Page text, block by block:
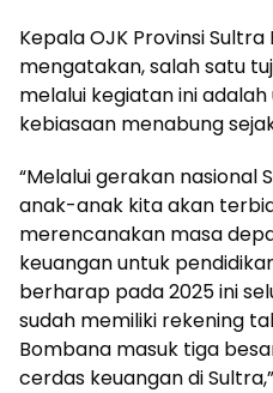
Kepala OJK Provinsi
mengatakan, salah satu
melalui kegiatan ini
kebiasaan menabung
“Melalui gerakan nasional
anak-anak kita akan
merencanakan masa
keuangan untuk
berharap pada 2025 ini
sudah memiliki rekening
Bombana masuk tiga
cerdas keuangan di